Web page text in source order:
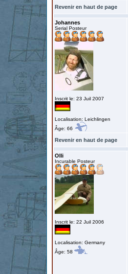
Revenir en haut de page
Johannes
Serial Posteur
Inscrit le: 23 Juil 2007
Localisation: Leichlingen
Âge: 66
Revenir en haut de page
Olli
Incurable Posteur
Inscrit le: 22 Juil 2006
Localisation: Germany
Âge: 58